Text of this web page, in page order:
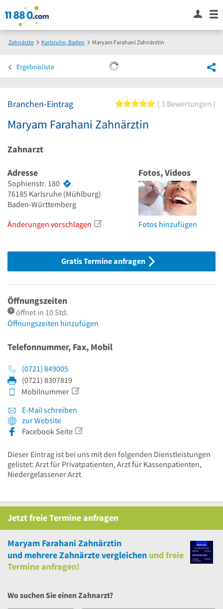
Zahnärzte Karlsruhe, Baden Maryam Farahani Zahnärztin
Ergebnisliste
Branchen-Eintrag 5 von 5 Sternen
3 Bewertungen
Maryam Farahani Zahnärztin
Zahnarzt
Adresse
Sophienstr. 180
76185 Karlsruhe (Mühlburg)
Baden-Württemberg
Änderungen vorschlagen
Fotos, Videos
Fotos hinzufügen
Gratis Termine anfragen
Öffnungszeiten
öffnet in 10 Std.
Öffnungszeiten hinzufügen
Telefonnummer, Fax, Mobil
(0721) 849005
(0721) 8307819
Mobilnummer
E-Mail schreiben
zur Website
Facebook Seite
Dieser Eintrag ist bei uns mit den folgenden Dienstleistungen
gelistet: Arzt für Privatpatienten, Arzt für Kassenpatienten,
Niedergelassener Arzt
JetztfreieTermine anfragen
Maryam Farahani Zahnärztin
und mehrereZahnärzte vergleichen undfreie
Termine anfragen!
Wo suchen Sie einen Zahnarzt?